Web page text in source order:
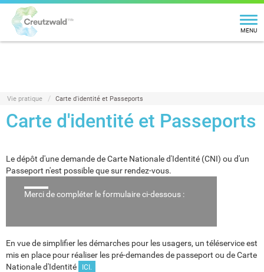
MENU
Vie pratique Carte d'identité et Passeports
Carte d'identité et Passeports
Le dépôt d'une demande de Carte Nationale d'Identité (CNI) ou d'un
Passeport n'est possible que sur rendez-vous.
Merci de compléter le formulaire ci-dessous :
En vue de simplifier les démarches pour les usagers, un téléservice est
mis en place pour réaliser les pré-demandes de passeport ou de Carte
Nationale d'Identité
ICI.